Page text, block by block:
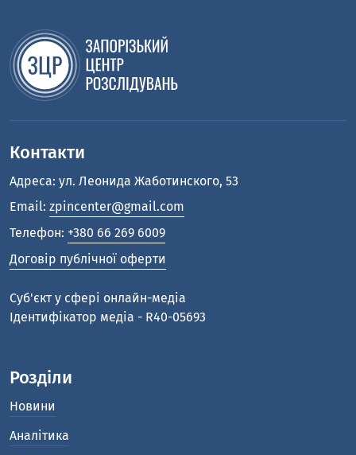
Контакти
Адреса: ул. Леонида Жаботинского, 53
Email: zpincenter@gmail.com
Телефон: +380 66 269 6009
Договір публічної оферти
Cуб'єкт у сфері онлайн-медіа
Ідентифікатор медіа - R40-05693
Розділи
Новини
Аналітика